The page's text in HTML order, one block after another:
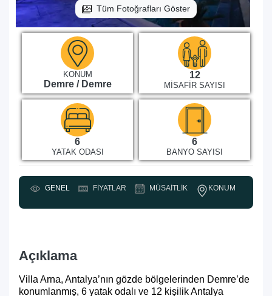
Tüm Fotoğrafları Göster
KONUM
Demre / Demre
12
MISAFIR SAYISI
6
YATAK ODASI
6
BANYO SAYISI
GENEL FIYATLAR MÜSAITLIK KONUM
Açıklama
Villa Arna, Antalya’nın gözde bölgelerinden Demre’de
konumlanmış, 6 yatak odalı ve 12 kişilik Antalya